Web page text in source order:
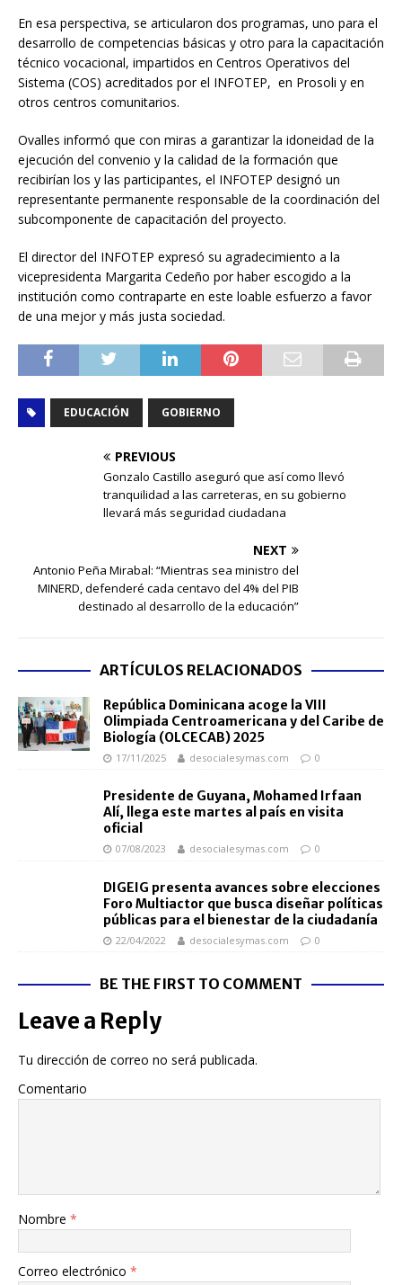
En esa perspectiva, se articularon dos programas, uno para el
desarrollo de competencias básicas y otro para la capacitación
técnico vocacional, impartidos en Centros Operativos del
Sistema (COS) acreditados por el INFOTEP, en Prosoli y en
otros centros comunitarios.
Ovalles informó que con miras a garantizar la idoneidad de la
ejecución del convenio y la calidad de la formación que
recibirían los y las participantes, el INFOTEP designó un
representante permanente responsable de la coordinación del
subcomponente de capacitación del proyecto.
El director del INFOTEP expresó su agradecimiento a la
vicepresidenta Margarita Cedeño por haber escogido a la
institución como contraparte en este loable esfuerzo a favor
de una mejor y más justa sociedad.
EDUCACIÓN GOBIERNO
PREVIOUS
Gonzalo Castillo aseguró que así como llevó
tranquilidad a las carreteras, en su gobierno
llevará más seguridad ciudadana
NEXT
Antonio Peña Mirabal: “Mientras sea ministro del
MINERD, defenderé cada centavo del 4% del PIB
destinado al desarrollo de la educación”
ARTÍCULOS RELACIONADOS
República Dominicana acoge la VIII
Olimpiada Centroamericana y del Caribe de
Biología (OLCECAB) 2025
17/11/2025 desocialesymas.com 0
Presidente de Guyana, Mohamed Irfaan
Alí, llega este martes al país en visita
oficial
07/08/2023 desocialesymas.com 0
DIGEIG presenta avances sobre elecciones
Foro Multiactor que busca diseñar políticas
públicas para el bienestar de la ciudadanía
22/04/2022 desocialesymas.com 0
BE THE FIRST TO COMMENT
Leave a Reply
Tu dirección de correo no será publicada.
Comentario
Nombre *
Correo electrónico *